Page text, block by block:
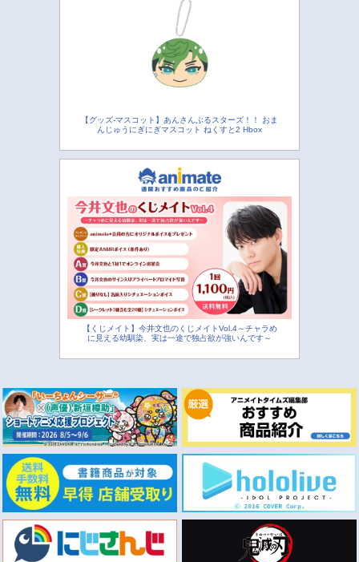
【グッズ-マスコット】あんさんぶるスターズ！！ おま
んじゅうにぎにぎマスコット ねくすと2 Hbox
【くじメイト】今井文也のくじメイトVol.4～チャラめ
に見える幼馴染、実は一途で独占欲が強いんです～